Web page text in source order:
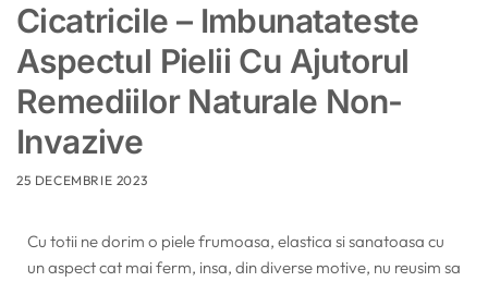
Cicatricile – Imbunatateste
Aspectul Pielii Cu Ajutorul
Remediilor Naturale Non-
Invazive
25 DECEMBRIE 2023
Cu totii ne dorim o piele frumoasa, elastica si sanatoasa cu
un aspect cat mai ferm, insa, din diverse motive, nu reusim sa